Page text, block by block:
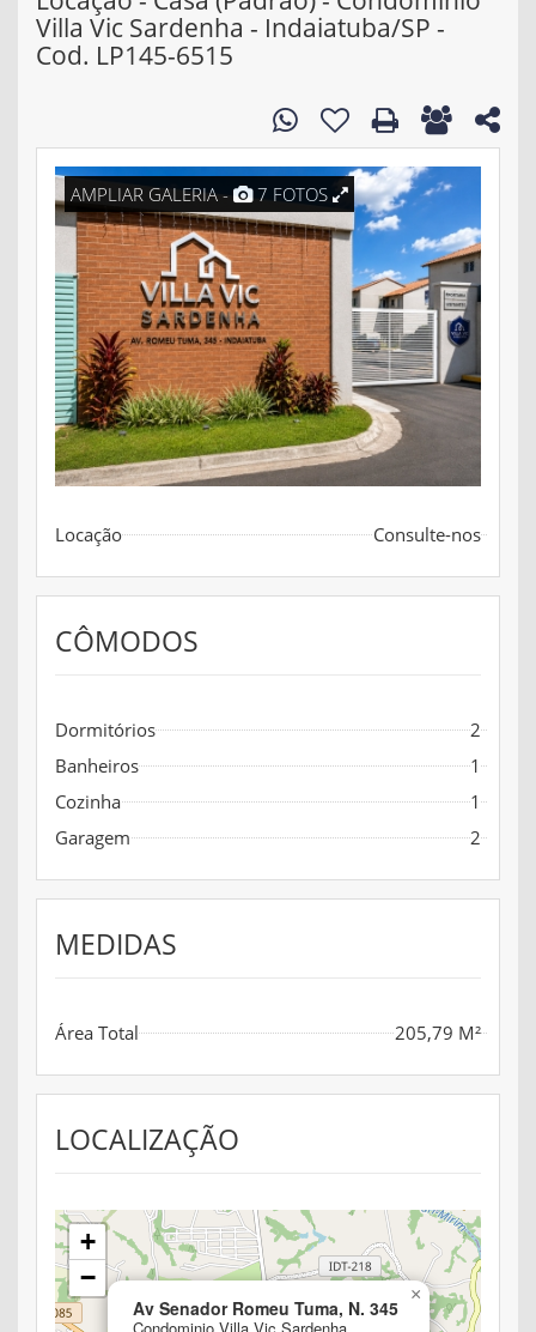
Villa Vic Sardenha - Indaiatuba/SP -
Cod. LP145-6515
AMPLIAR GALERIA - 7 FOTOS
Locação Consulte-nos
CÔMODOS
Dormitórios
2
Banheiros
1
Cozinha
1
Garagem
2
MEDIDAS
Área Total 205,79 M²
LOCALIZAÇÃO
Av Senador Romeu Tuma, N. 345
×
+
−